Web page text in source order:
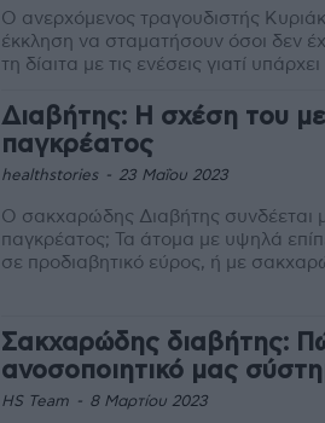
Ο ανερχόμενος τραγουδιστής
έκκληση να σταματήσουν όσοι δεν
τη δίαιτα με τις ενέσεις γιατί
Διαβήτης: Η σχέση του
παγκρέατος
healthstories - 23 Μαΐου 2023
Ο σακχαρώδης Διαβήτης συνδέεται
παγκρέατος; Τα άτομα με υψηλά
σε προδιαβητικό εύρος, ή με
Σακχαρώδης διαβήτης:
ανοσοποιητικό μας
HS Team - 8 Μαρτίου 2023